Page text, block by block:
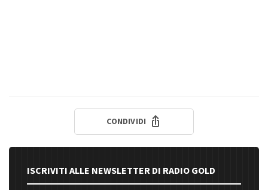
CONDIVIDI
ISCRIVITI ALLE NEWSLETTER DI RADIO GOLD